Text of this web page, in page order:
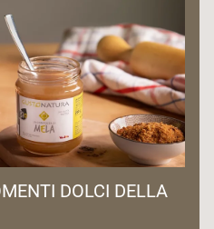
DOLCI DELLA